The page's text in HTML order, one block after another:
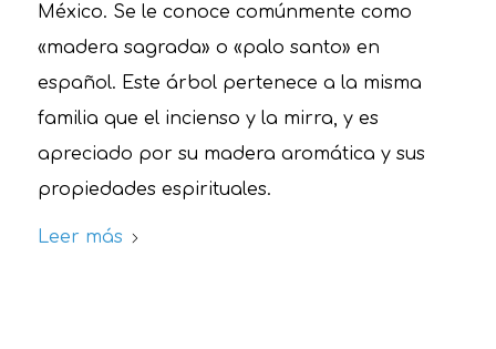
México. Se le conoce comúnmente como
«madera sagrada» o «palo santo» en
español. Este árbol pertenece a la misma
familia que el incienso y la mirra, y es
apreciado por su madera aromática y sus
propiedades espirituales.
Leer más